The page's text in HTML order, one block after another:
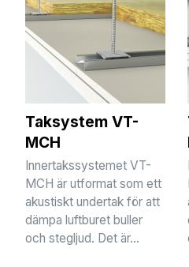
Taksystem VT-
MCH
Innertakssystemet VT-
MCH är utformat som ett
akustiskt undertak för att
dämpa luftburet buller
och stegljud. Det är...